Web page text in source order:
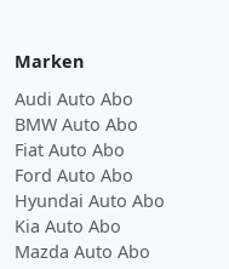
Marken
Audi Auto Abo
BMW Auto Abo
Fiat Auto Abo
Ford Auto Abo
Hyundai Auto Abo
Kia Auto Abo
Mazda Auto Abo